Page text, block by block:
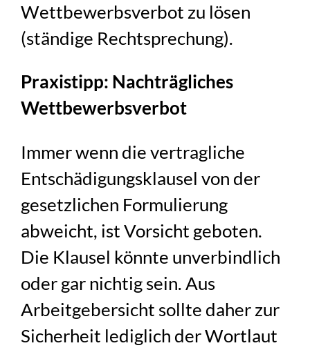
Wettbewerbsverbot zu lösen
(ständige Rechtsprechung).
Praxistipp: Nachträgliches
Wettbewerbsverbot
Immer wenn die vertragliche
Entschädigungsklausel von der
gesetzlichen Formulierung
abweicht, ist Vorsicht geboten.
Die Klausel könnte unverbindlich
oder gar nichtig sein. Aus
Arbeitgebersicht sollte daher zur
Sicherheit lediglich der Wortlaut